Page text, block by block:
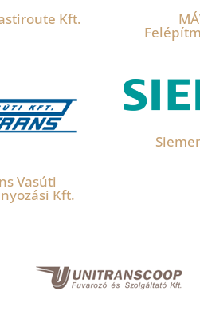
Kft.
Vasúti
Kft.